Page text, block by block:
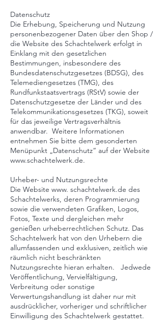
Datenschutz
Die Erhebung, Speicherung und Nutzung
personenbezogener Daten über den Shop /
die Website des Schachtelwerk erfolgt in
Einklang mit den gesetzlichen
Bestimmungen, insbesondere des
Bundesdatenschutzgesetzes (BDSG), des
Telemediengesetzes (TMG), des
Rundfunkstaatsvertrags (RStV) sowie der
Datenschutzgesetze der Länder und des
Telekommunikationsgesetzes (TKG), soweit
für das jeweilige Vertragsverhältnis
anwendbar. Weitere Informationen
entnehmen Sie bitte dem gesonderten
Menüpunkt „Datenschutz“ auf der Website
www.schachtelwerk.de.
Urheber- und Nutzungsrechte
Die Website www. schachtelwerk.de des
Schachtelwerks, deren Programmierung
sowie die verwendeten Grafiken, Logos,
Fotos, Texte und dergleichen mehr
genießen urheberrechtlichen Schutz. Das
Schachtelwerk hat von den Urhebern die
allumfassenden und exklusiven, zeitlich wie
räumlich nicht beschränkten
Nutzungsrechte hieran erhalten. Jedwede
Veröffentlichung, Vervielfältigung,
Verbreitung oder sonstige
Verwertungshandlung ist daher nur mit
ausdrücklicher, vorheriger und schriftlicher
Einwilligung des Schachtelwerk gestattet.